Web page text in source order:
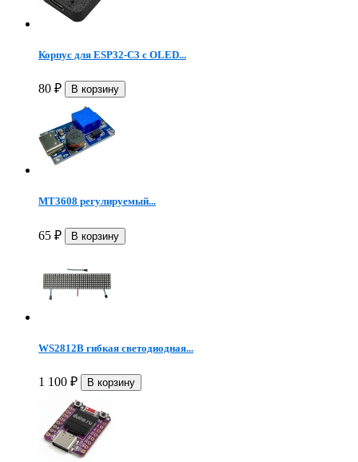
Корпус для ESP32-C3 с OLED...
80 ₽
MT3608 регулируемый...
65 ₽
WS2812B гибкая светодиодная...
1 100 ₽